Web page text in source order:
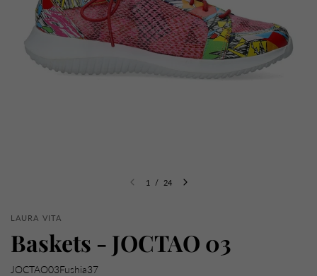
1 / 24
LAURA VITA
Baskets - JOCTAO 03
JOCTAO03Fushia37